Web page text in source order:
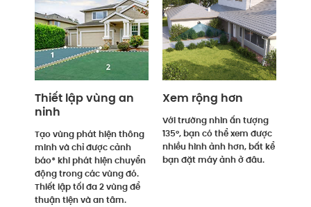
Thiết lập vùng an
ninh
Tạo vùng phát hiện thông
minh và chỉ được cảnh
báo* khi phát hiện chuyển
động trong các vùng đó.
Thiết lập tối đa 2 vùng để
thuận tiện và an tâm.
Xem rộng hơn
Với trường nhìn ấn tượng
135°, bạn có thể xem được
nhiều hình ảnh hơn, bất kể
bạn đặt máy ảnh ở đâu.